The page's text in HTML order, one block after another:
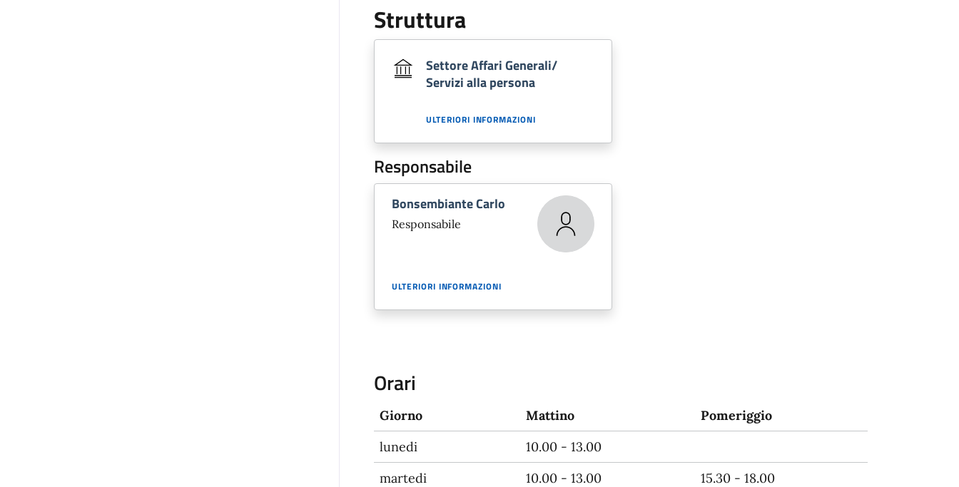
Struttura
Settore Affari Generali/
Servizi alla persona
ULTERIORI INFORMAZIONI
Responsabile
Bonsembiante Carlo
Responsabile
ULTERIORI INFORMAZIONI
Orari
Giorno Mattino
Pomeriggio
lunedi
10.00 - 13.00
martedi
10.00 - 13.00
15.30 - 18.00